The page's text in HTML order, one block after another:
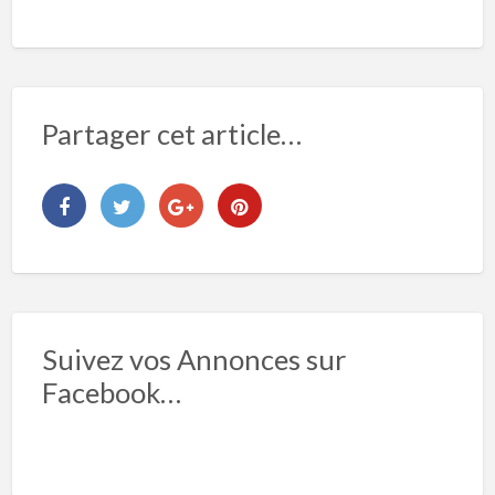
Partager cet article…
Suivez vos Annonces sur
Facebook…